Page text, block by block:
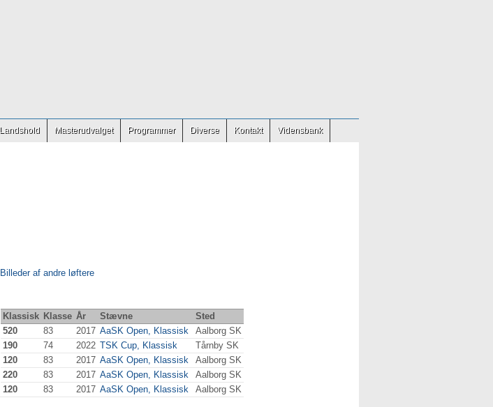
Landshold Masterudvalget Programmer Diverse Kontakt Vidensbank
Billeder af andre løftere
Klassisk Klasse År Stævne
Sted
520 83 2017 AaSK Open, Klassisk
Aalborg SK
190 74 2022 TSK Cup, Klassisk
Tårnby SK
120 83 2017 AaSK Open, Klassisk
Aalborg SK
220 83 2017 AaSK Open, Klassisk
Aalborg SK
120 83 2017 AaSK Open, Klassisk Aalborg SK